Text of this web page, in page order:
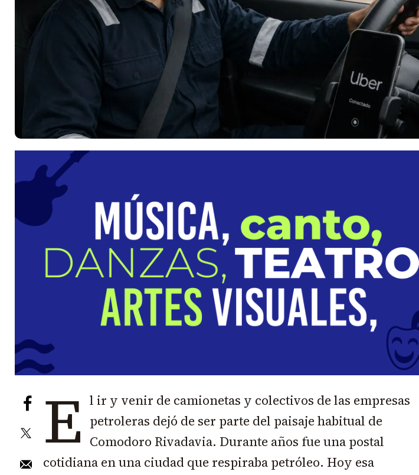
E l ir y venir de camionetas y colectivos de las empresas
petroleras dejó de ser parte del paisaje habitual de
Comodoro Rivadavia. Durante años fue una postal
cotidiana en una ciudad que respiraba petróleo. Hoy esa